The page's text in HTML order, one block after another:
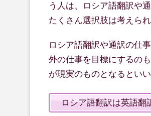
う人は、ロシア語翻訳や
たくさん選択肢は考えられ
ロシア語翻訳や通訳の仕
外の仕事を目標にするの
が現実のものとなるといい
ロシア語翻訳は英語翻